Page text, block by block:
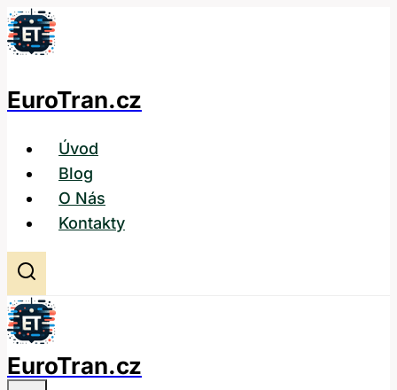
Přeskočit
na
EuroTran.cz
Úvod
Blog
O Nás
Kontakty
EuroTran.cz